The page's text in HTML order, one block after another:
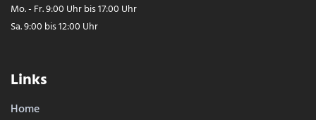
Mo. - Fr. 9:00 Uhr bis 17:00 Uhr
Sa. 9:00 bis 12:00 Uhr
Links
Home